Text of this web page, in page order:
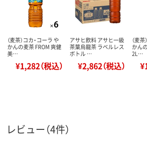
（麦茶）コカ・コーラ や
かんの麦茶 FROM 爽健
美…
¥1,282（税込）
アサヒ飲料 アサヒ一級
茶葉烏龍茶 ラベルレス
ボトル …
¥2,862（税込）
（麦
かん
2L…
レビュー（4件）